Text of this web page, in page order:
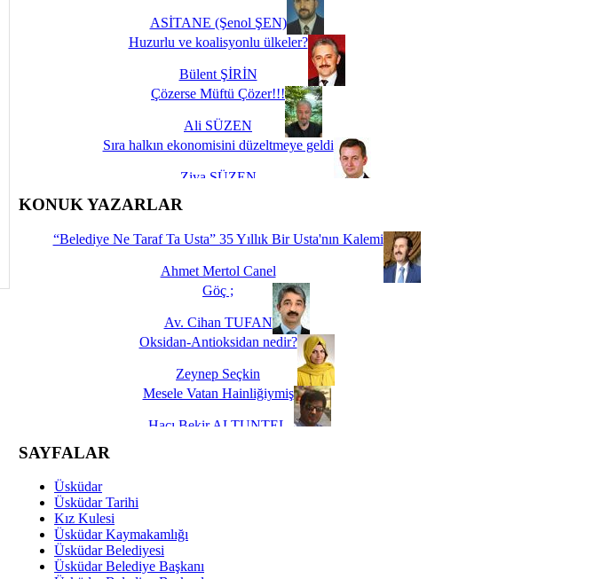
ASİTANE (Şenol ŞEN)
Huzurlu ve koalisyonlu ülkeler?
Bülent ŞİRİN
Çözerse Müftü Çözer!!!
Ali SÜZEN
Sıra halkın ekonomisini düzeltmeye geldi
Ziya SÜZEN
İşte Biz buyuz...
KONUK YAZARLAR
“Belediye Ne Taraf Ta Usta” 35 Yıllık Bir Usta'nın Kalemi
Ahmet Mertol Canel
Göç ;
Av. Cihan TUFAN
Oksidan-Antioksidan nedir?
Zeynep Seçkin
Mesele Vatan Hainliğiymiş
Hacı Bekir ALTUNTEL
Dünya Fani, Ama Kısa Bir Süre De Olsa Burdayız
Savaş ŞENEL
Hukukun Adaleti Kalmadı Üstadım!
SAYFALAR
Üsküdar
Üsküdar Tarihi
Kız Kulesi
Üsküdar Kaymakamlığı
Üsküdar Belediyesi
Üsküdar Belediye Başkanı